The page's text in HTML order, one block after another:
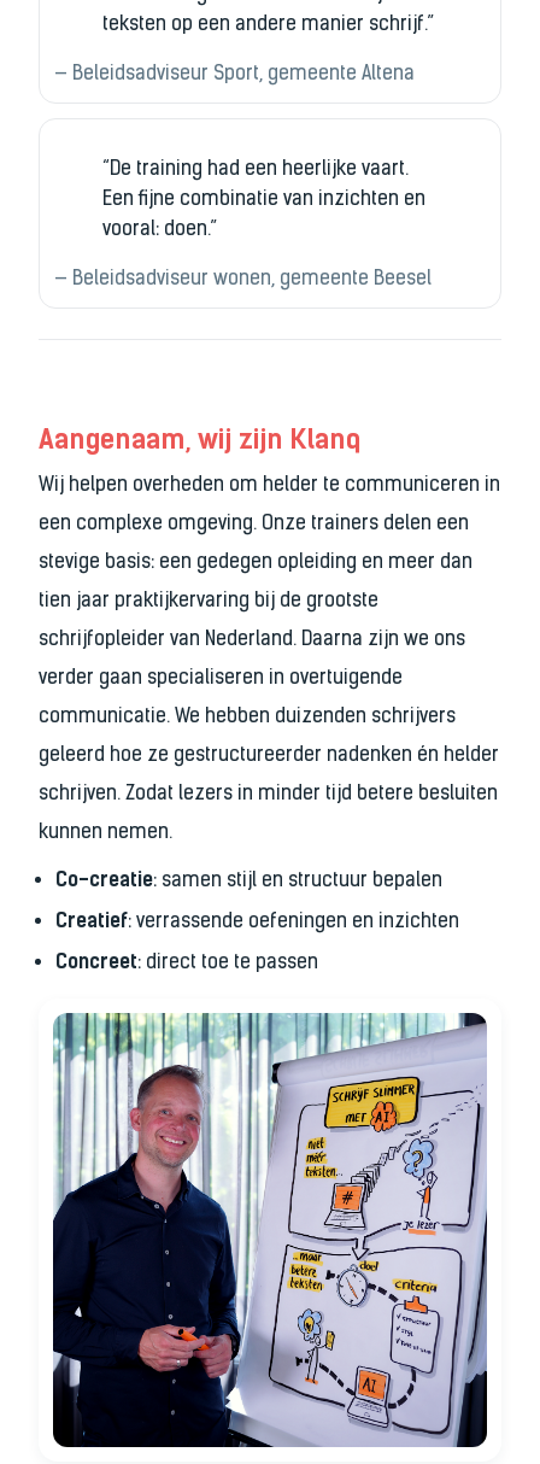
teksten op een andere manier schrijf.”
— Beleidsadviseur Sport, gemeente Altena
“De training had een heerlijke vaart.
Een fijne combinatie van inzichten en
vooral: doen.”
— Beleidsadviseur wonen, gemeente Beesel
Aangenaam, wij zijn Klanq
Wij helpen overheden om helder te communiceren in
een complexe omgeving. Onze trainers delen een
stevige basis: een gedegen opleiding en meer dan
tien jaar praktijkervaring bij de grootste
schrijfopleider van Nederland. Daarna zijn we ons
verder gaan specialiseren in overtuigende
communicatie. We hebben duizenden schrijvers
geleerd hoe ze gestructureerder nadenken én helder
schrijven. Zodat lezers in minder tijd betere besluiten
kunnen nemen.
Co-creatie: samen stijl en structuur bepalen
Creatief: verrassende oefeningen en inzichten
Concreet: direct toe te passen